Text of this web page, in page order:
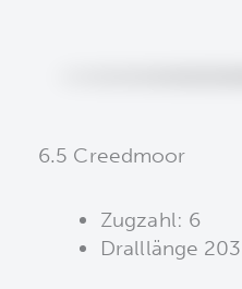
6.5 Creedmoor
Zugzahl: 6
Dralllänge